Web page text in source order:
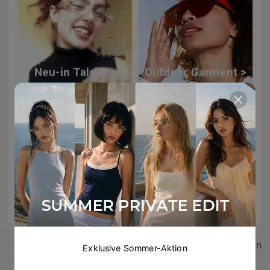
Windsor Kollektion >
Neu-in Talani > Outdoor Garment >
Das könnte dir gefallen
Exklusive Sommer-Aktion